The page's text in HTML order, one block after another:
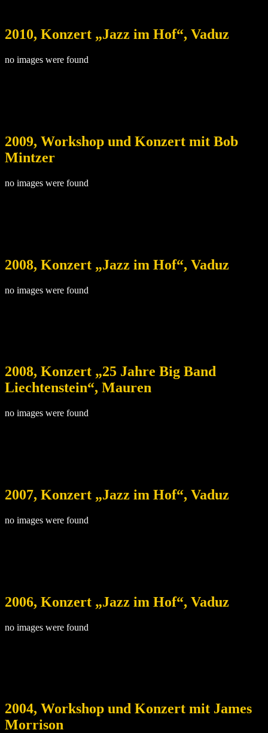
2010, Konzert „Jazz im Hof“, Vaduz
no images were found
2009, Workshop und Konzert mit Bob
Mintzer
no images were found
2008, Konzert „Jazz im Hof“, Vaduz
no images were found
2008, Konzert „25 Jahre Big Band
Liechtenstein“, Mauren
no images were found
2007, Konzert „Jazz im Hof“, Vaduz
no images were found
2006, Konzert „Jazz im Hof“, Vaduz
no images were found
2004, Workshop und Konzert mit James
Morrison